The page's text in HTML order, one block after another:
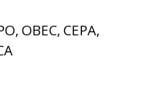
ОВЕС, СЕРА,